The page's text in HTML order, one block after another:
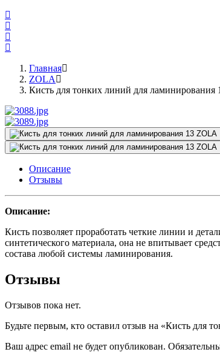
Главная
ZOLA
Кисть для тонких линий для ламинирования
Описание
Отзывы
Описание:
Кисть позволяет проработать четкие линии и
синтетического материала, она не впитывает
состава любой системы ламинирования.
Отзывы
Отзывов пока нет.
Будьте первым, кто оставил отзыв на «Кисть для
Ваш адрес email не будет опубликован.